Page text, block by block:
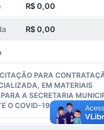
R$ 0,00
R$ 0,00
PARA
EM MATERIAIS
A SECRETARIA
O COVID-19.